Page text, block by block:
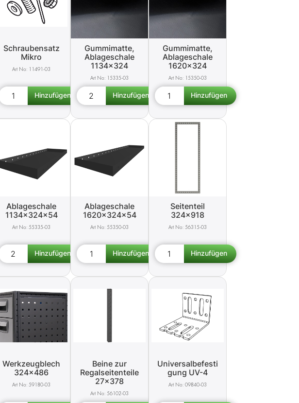
Schraubensatz
Mikro
11491-03
Gummimatte,
Ablageschale
1134x324
15335-03
Gummimatte,
Ablageschale
1620x324
15350-03
Ablageschale
1134x324x54
55335-03
Ablageschale
1620x324x54
55350-03
Seitenteil
324x918
56315-03
Werkzeugblech
324x486
59180-03
Beine zur
Regalseitenteile
27x378
56102-03
Universalbefesti
gung UV-4
09840-03